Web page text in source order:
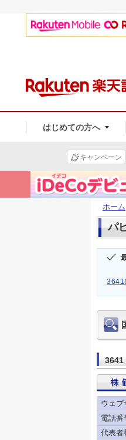
はじめての方へ
キャンペーン
ホーム
パ